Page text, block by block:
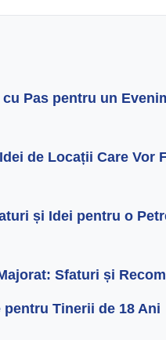
Pas pentru un
de Locații Care Vor
și Idei pentru o
Sfaturi și
Tinerii de 18 Ani